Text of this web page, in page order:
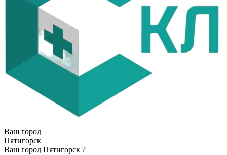
Ваш город
Пятигорск
Ваш город Пятигорск ?